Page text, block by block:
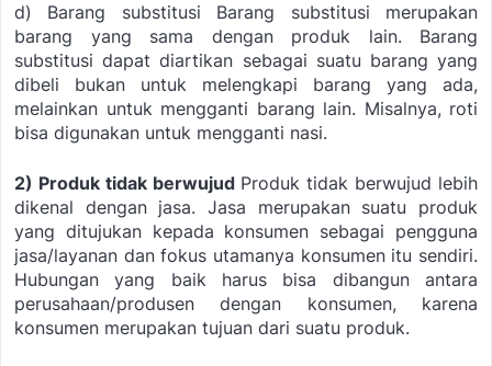
d) Barang substitusi
Barang substitusi merupakan
barang yang sama dengan produk lain. Barang
substitusi dapat diartikan sebagai suatu barang yang
dibeli bukan untuk melengkapi barang yang ada,
melainkan untuk mengganti barang lain. Misalnya, roti
bisa digunakan untuk mengganti nasi.
2) Produk tidak berwujud Produk tidak berwujud lebih
dikenal dengan jasa. Jasa merupakan suatu produk
yang ditujukan kepada konsumen sebagai pengguna
jasa/layanan dan fokus utamanya konsumen itu sendiri.
Hubungan yang baik harus bisa dibangun antara
perusahaan/produsen dengan konsumen, karena
konsumen merupakan tujuan dari suatu produk.